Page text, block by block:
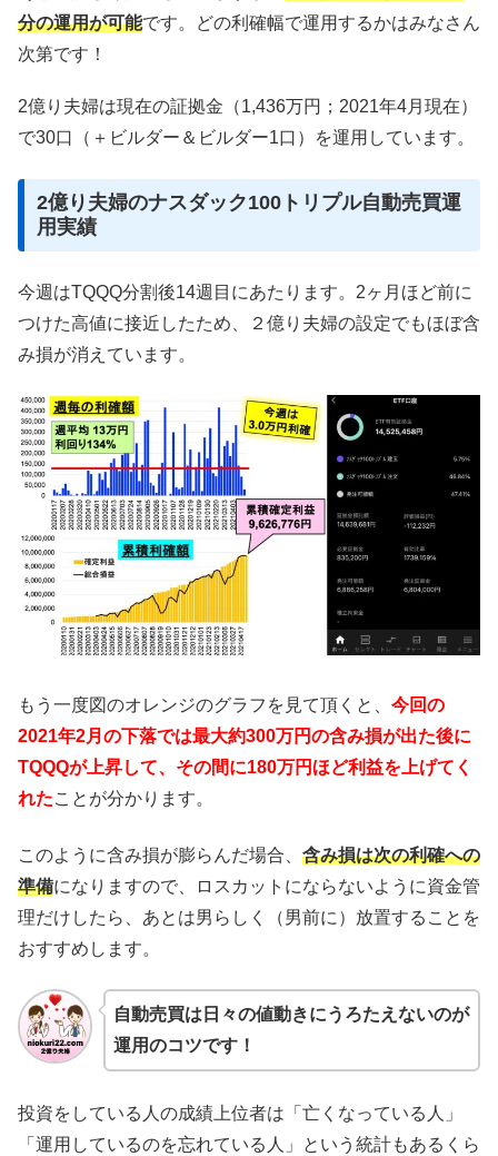
分の運用が可能です。どの利確幅で運用するかはみなさん
次第です！
2億り夫婦は現在の証拠金（1,436万円；2021年4月現在）
で30口（＋ビルダー＆ビルダー1口）を運用しています。
2億り夫婦のナスダック100トリプル自動売買運
用実績
今週はTQQQ分割後14週目にあたります。2ヶ月ほど前に
つけた高値に接近したため、２億り夫婦の設定でもほぼ含
み損が消えています。
もう一度図のオレンジのグラフを見て頂くと、 今回の
2021年2月の下落では最大約300万円の含み損が出た後に
TQQQが上昇して、その間に180万円ほど利益を上げてく
れたことが分かります。
このように含み損が膨らんだ場合、 含み損は次の利確への
準備になりますので、ロスカットにならないように資金管
理だけしたら、あとは男らしく（男前に）放置することを
おすすめします。
自動売買は日々の値動きにうろたえないのが
運用のコツです！
投資をしている人の成績上位者は「亡くなっている人」
「運用しているのを忘れている人」という統計もあるくら